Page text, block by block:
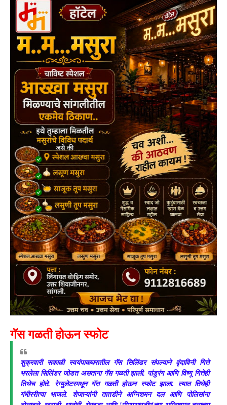
गॅस गळती होऊन स्फोट
शुक्रवारी सकाळी स्वयंपाकघरातील गॅस सिलिंडर संपल्याने वृंदाविनी गित्ते
भरलेला सिलिंडर जोडत असताना गॅस गळती झाली. पांडुरंग आणि विष्णू गित्तेही
तिथेच होते. रेग्युलेटरमधून गॅस गळती होऊन स्फोट झाला. त्यात तिघेही
गंभीररीत्या भाजले. शेजाऱ्यांनी तातडीने अग्निशमन दल आणि पोलिसांना